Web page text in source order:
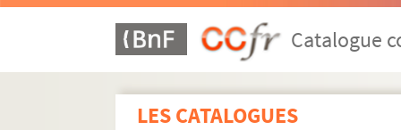
Catalogue
LES CATALOGUES